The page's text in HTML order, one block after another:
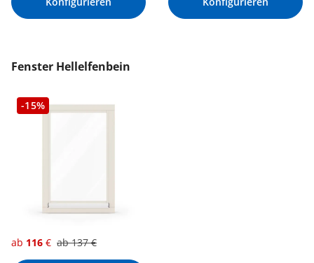
Fenster Hellelfenbein
-15%
ab 116 € ab137€